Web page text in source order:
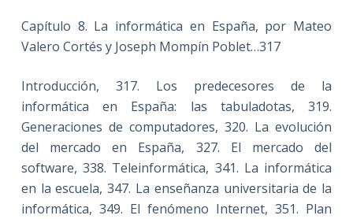
Capítulo 8. La informática en España, por Mateo
Valero Cortés y Joseph Mompín Poblet…317
Introducción, 317. Los predecesores de la
informática en España: las tabuladotas, 319.
Generaciones de computadores, 320. La evolución
del mercado en España, 327. El mercado del
software, 338. Teleinformática, 341. La informática
en la escuela, 347. La enseñanza universitaria de la
informática, 349. El fenómeno Internet, 351. Plan